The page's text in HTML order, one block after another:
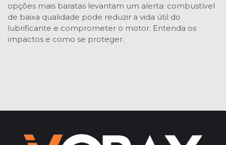
opções mais baratas levantam um alerta: combustível
de baixa qualidade pode reduzir a vida útil do
lubrificante e comprometer o motor. Entenda os
impactos e como se proteger.